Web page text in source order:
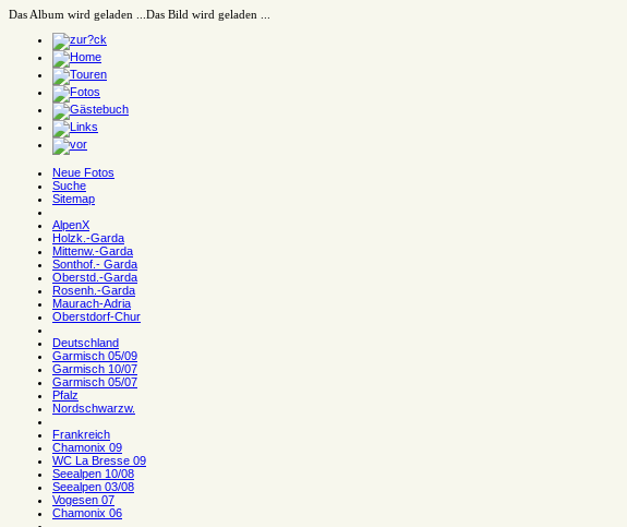
Das Album wird geladen ... Das Bild wird geladen ...
Neue Fotos
Suche
Sitemap
AlpenX
Holzk.-Garda
Mittenw.-Garda
Sonthof.- Garda
Oberstd.-Garda
Rosenh.-Garda
Maurach-Adria
Oberstdorf-Chur
Deutschland
Garmisch 05/09
Garmisch 10/07
Garmisch 05/07
Pfalz
Nordschwarzw.
Frankreich
Chamonix 09
WC La Bresse 09
Seealpen 10/08
Seealpen 03/08
Vogesen 07
Chamonix 06